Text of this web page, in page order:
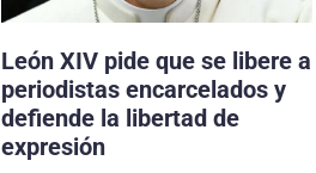
León XIV pide que se libere a
periodistas encarcelados y
defiende la libertad de
expresión